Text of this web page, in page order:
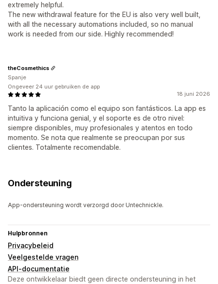
extremely helpful.
The new withdrawal feature for the EU is also very well built,
with all the necessary automations included, so no manual
work is needed from our side. Highly recommended!
18 juni 2026
Tanto la aplicación como el equipo son fantásticos. La app es
intuitiva y funciona genial, y el soporte es de otro nivel:
siempre disponibles, muy profesionales y atentos en todo
momento. Se nota que realmente se preocupan por sus
clientes. Totalmente recomendable.
theCosmethics
Spanje
Ongeveer 24 uur gebruiken de app
Ondersteuning
App-ondersteuning wordt verzorgd door Untechnickle.
Hulpbronnen
Privacybeleid
Veelgestelde vragen
API-documentatie
Deze ontwikkelaar biedt geen directe ondersteuning in het